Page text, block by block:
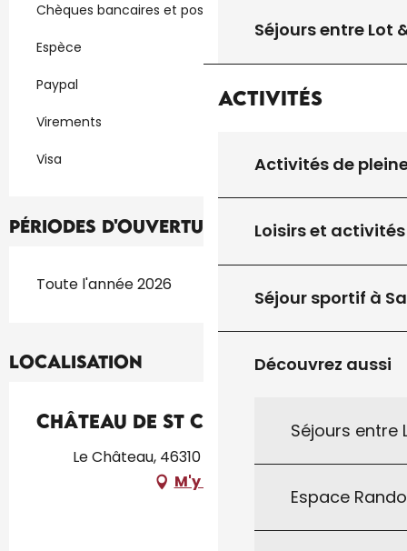
Séjours entre Lot
Activités
Activités de
Loisirs et activités
Séjour sportif à
Découvrez aussi
Séjours entre
Espace
Chèques bancaires et postaux
Espèce
Paypal
Virements
Visa
Périodes d'ouverture
Toute l'année 2026
Localisation
Château de St Chamarand - T3
Le Château, 46310 Saint-Chamarand
M'y rendre